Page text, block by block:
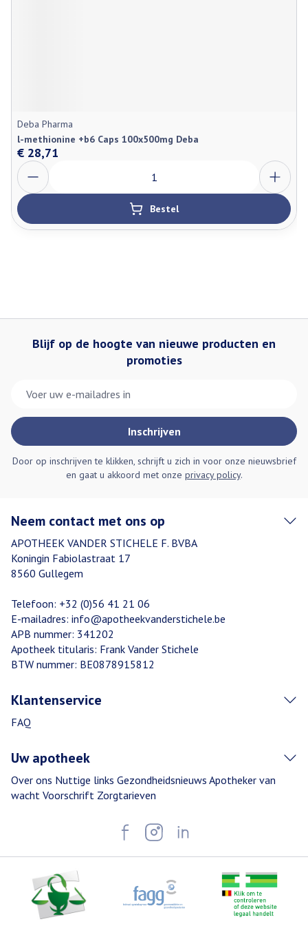
Deba Pharma
l-methionine +b6 Caps 100x500mg Deba
€ 28,71
Aantal
Bestel
Blijf op de hoogte van nieuwe producten en
promoties
Inschrijven
Door op inschrijven te klikken, schrijft u zich in voor onze nieuwsbrief
en gaat u akkoord met onze privacy policy.
Neem contact met ons op
APOTHEEK VANDER STICHELE F. BVBA
Koningin Fabiolastraat 17
8560 Gullegem
Telefoon: +32 (0)56 41 21 06
E-mailadres: info@apotheekvanderstichele.be
APB nummer: 341202
Apotheek titularis: Frank Vander Stichele
BTW nummer: BE0878915812
Klantenservice
FAQ
Uw apotheek
Over ons Nuttige links Gezondheidsnieuws Apotheker van
wacht Voorschrift Zorgtarieven